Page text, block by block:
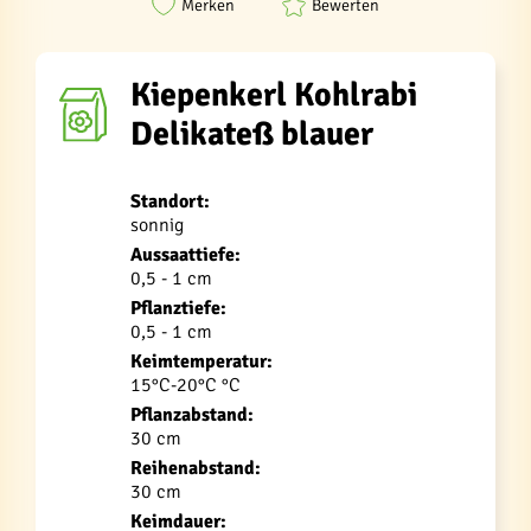
Merken Bewerten
Kiepenkerl Kohlrabi
Delikateß blauer
Standort:
sonnig
Aussaattiefe:
0,5 - 1 cm
Pflanztiefe:
0,5 - 1 cm
Keimtemperatur:
15°C-20°C °C
Pflanzabstand:
30 cm
Reihenabstand:
30 cm
Keimdauer: